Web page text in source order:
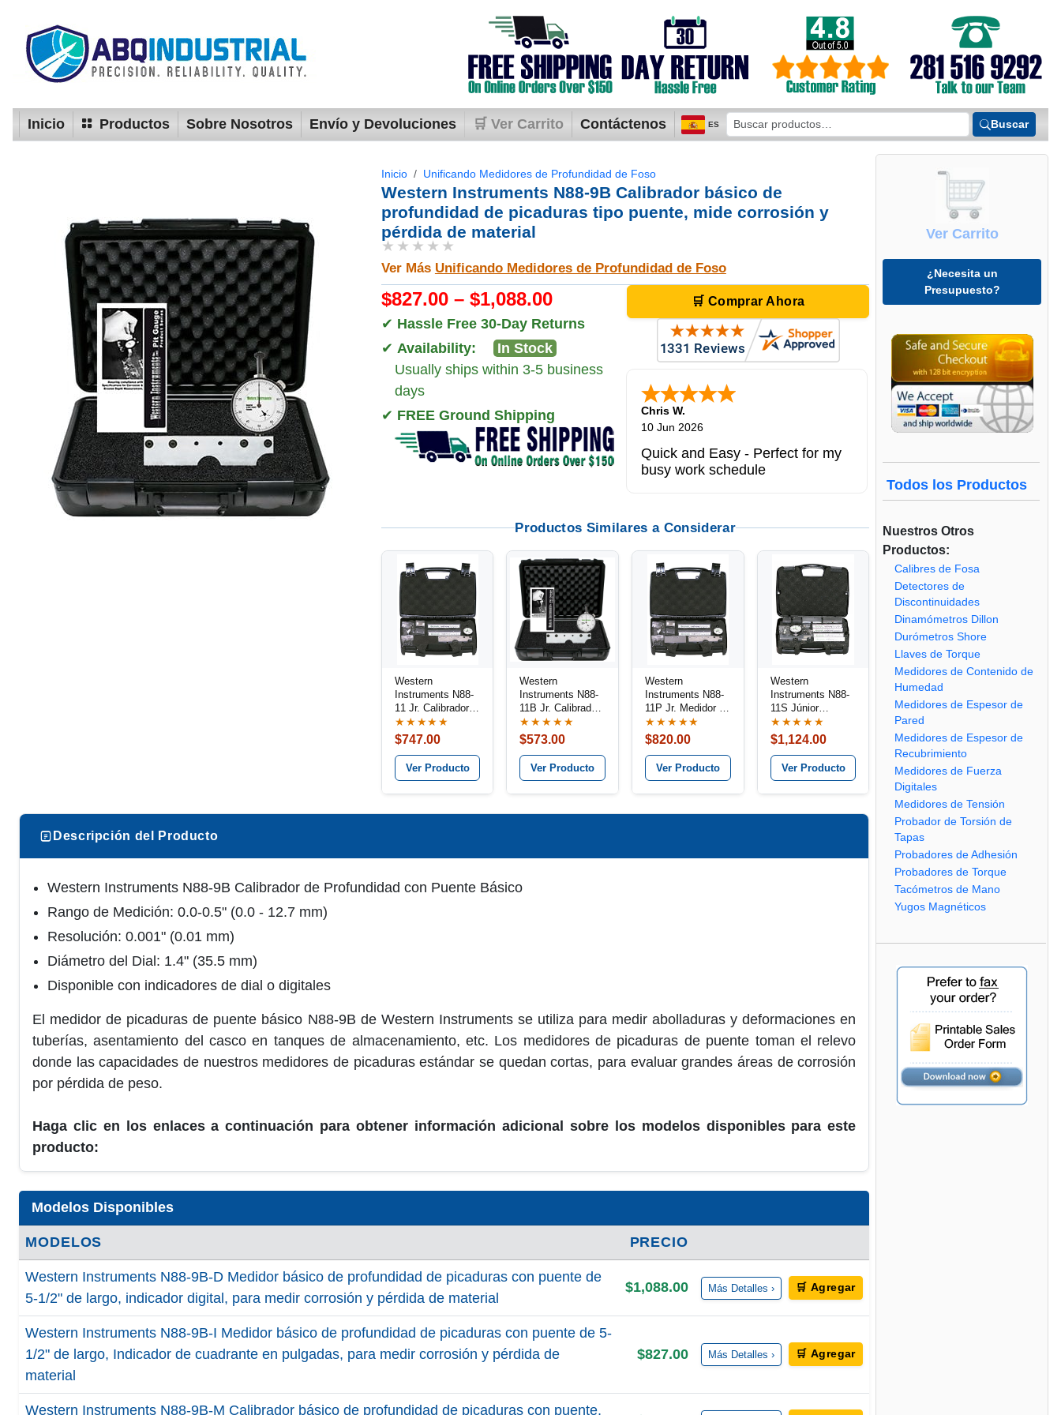
Inicio Productos Sobre Nosotros Envío y Devoluciones 🛒 Ver Carrito Contáctenos ES Buscar
Inicio Unificando Medidores de Profundidad de Foso
Western Instruments N88-9B Calibrador básico de
profundidad de picaduras tipo puente, mide corrosión y
pérdida de material
★★★★★
Ver Más Unificando Medidores de Profundidad de Foso
$827.00 – $1,088.00
✔ Hassle Free 30-Day Returns
✔ Availability:
In Stock
Usually ships within 3-5 business
days
✔ FREE Ground Shipping
🛒 Comprar Ahora
Chris W.
10 Jun 2026
Quick and Easy - Perfect for my
busy work schedule
Productos Similares a Considerar
Western
Instruments N88-
11 Jr. Calibrador
de profundidad de
picaduras tipo
puente, Mide
corrosión y
pérdida de
★★★★★
$747.00
Ver Producto
Western
Instruments N88-
11B Jr. Calibrador
de profundidad de
picaduras de
puente básico,
mide corrosión y
pérdida de
★★★★★
$573.00
Ver Producto
Western
Instruments N88-
11P Jr. Medidor de
Profundidad de
Picaduras con
Puente Plus, Mide
Corrosión y
Pérdida de
★★★★★
$820.00
Ver Producto
Western
Instruments N88-
11S Júnior
Calibrador de
Profundidad de
Picaduras Tipo
Puente Súper,
Mide la Corrosión
★★★★★
$1,124.00
Ver Producto
Descripción del Producto
Western Instruments N88-9B Calibrador de Profundidad con Puente Básico
Rango de Medición: 0.0-0.5" (0.0 - 12.7 mm)
Resolución: 0.001" (0.01 mm)
Diámetro del Dial: 1.4" (35.5 mm)
Disponible con indicadores de dial o digitales
El medidor de picaduras de puente básico N88-9B de Western Instruments se utiliza para medir abolladuras y deformaciones en
tuberías, asentamiento del casco en tanques de almacenamiento, etc. Los medidores de picaduras de puente toman el relevo
donde las capacidades de nuestros medidores de picaduras estándar se quedan cortas, para evaluar grandes áreas de corrosión
por pérdida de peso.
Haga clic en los enlaces a continuación para obtener información adicional sobre los modelos disponibles para este
producto:
Modelos Disponibles
MODELOS PRECIO
Western Instruments N88-9B-D Medidor básico de profundidad de picaduras con puente de
5-1/2" de largo, indicador digital, para medir corrosión y pérdida de material
$1,088.00 Más Detalles › 🛒 Agregar
Western Instruments N88-9B-I Medidor básico de profundidad de picaduras con puente de 5-
1/2" de largo, Indicador de cuadrante en pulgadas, para medir corrosión y pérdida de
material
$827.00 Más Detalles › 🛒 Agregar
Western Instruments N88-9B-M Calibrador básico de profundidad de picaduras con puente,
Ver Carrito
¿Necesita un
Presupuesto?
Todos los Productos
Nuestros Otros
Productos:
Calibres de Fosa
Detectores de
Discontinuidades
Dinamómetros Dillon
Durómetros Shore
Llaves de Torque
Medidores de Contenido de
Humedad
Medidores de Espesor de
Pared
Medidores de Espesor de
Recubrimiento
Medidores de Fuerza
Digitales
Medidores de Tensión
Probador de Torsión de
Tapas
Probadores de Adhesión
Probadores de Torque
Tacómetros de Mano
Yugos Magnéticos